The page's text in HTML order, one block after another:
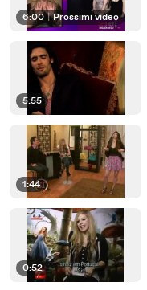
6:00 | Prossimi video
5:55
1:44
0:52